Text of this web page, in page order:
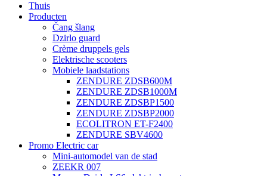
Thuis
Producten
Čang šlang
Dzirlo guard
Crème druppels gels
Elektrische scooters
Mobiele laadstations
ZENDURE ZDSB600M
ZENDURE ZDSB1000M
ZENDURE ZDSBP1500
ZENDURE ZDSBP2000
ECOLITRON ET-F2400
ZENDURE SBV4600
Promo Electric car
Mini-automodel van de stad
ZEEKR 007